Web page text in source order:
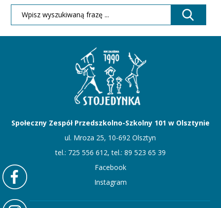
Społeczny Zespół Przedszkolno-Szkolny 101 w Olsztynie
ul. Mroza 25, 10-692 Olsztyn
tel.: 725 556 612, tel.: 89 523 65 39
Facebook
Instagram